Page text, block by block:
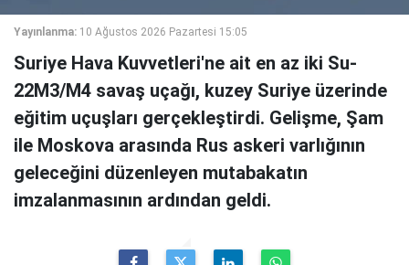
Yayınlanma: 10 Ağustos 2026 Pazartesi 15:05
Suriye Hava Kuvvetleri'ne ait en az iki Su-
22M3/M4 savaş uçağı, kuzey Suriye üzerinde
eğitim uçuşları gerçekleştirdi. Gelişme, Şam
ile Moskova arasında Rus askeri varlığının
geleceğini düzenleyen mutabakatın
imzalanmasının ardından geldi.